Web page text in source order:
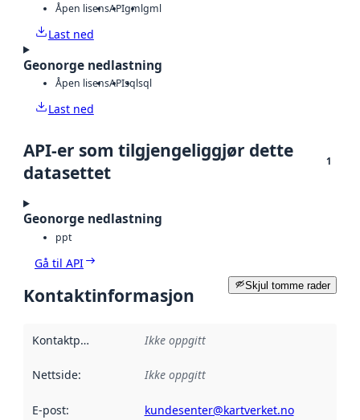
Åpen lisensAPIgmlgml
Last ned
Geonorge nedlastning
Åpen lisensAPIsqlsql
Last ned
API-er som tilgjengeliggjør dette
datasettet
1
Geonorge nedlastning
ppt
Gå til API
Skjul tomme rader
Kontaktinformasjon
Kontaktpunkt Ikke oppgitt
Nettside: Ikke oppgitt
E-post: kundesenter@kartverket.no